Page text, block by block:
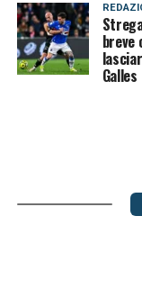
breve
Galles